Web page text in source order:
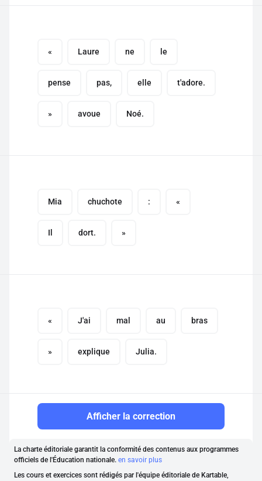
« Laure ne le
pense pas, elle t'adore.
» avoue Noé.
Mia chuchote : «
Il dort. »
« J'ai mal au bras
» explique Julia.
Afficher la correction
La charte éditoriale garantit la conformité des contenus aux programmes
officiels de l'Éducation nationale. en savoir plus
Les cours et exercices sont rédigés par l'équipe éditoriale de Kartable,